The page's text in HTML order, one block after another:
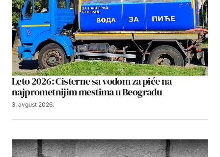
Leto 2026: Cisterne sa vodom za piće na
najprometnijim mestima u Beogradu
3. avgust 2026.